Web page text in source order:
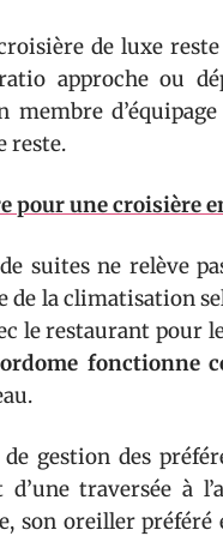
de luxe
approche ou
reste.
pour une croisière
suites ne relève
de la climatisation
le restaurant pour
fonctionne
gestion des
traversée à
son oreiller